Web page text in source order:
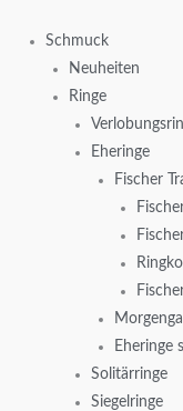
Inhalt
springen
Schmuck
Neuheiten
Ringe
Eheringe
Fischer
Eheringe
Solitärringe
Siegelringe